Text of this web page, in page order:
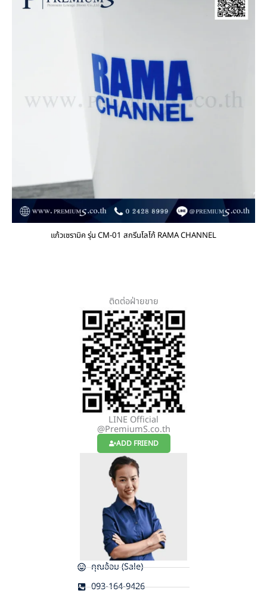
แก้วเซรามิค รุ่น CM-01 สกรีนโลโก้ RAMA CHANNEL
ติดต่อฝ่ายขาย
LINE Official
@PremiumS.co.th
ADD FRIEND
คุณอ้อม (Sale)
093-164-9426